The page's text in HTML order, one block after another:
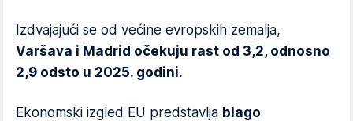
Izdvajajući se od većine evropskih zemalja,
Varšava i Madrid očekuju rast od 3,2, odnosno
2,9 odsto u 2025. godini.
Ekonomski izgled EU predstavlja blago